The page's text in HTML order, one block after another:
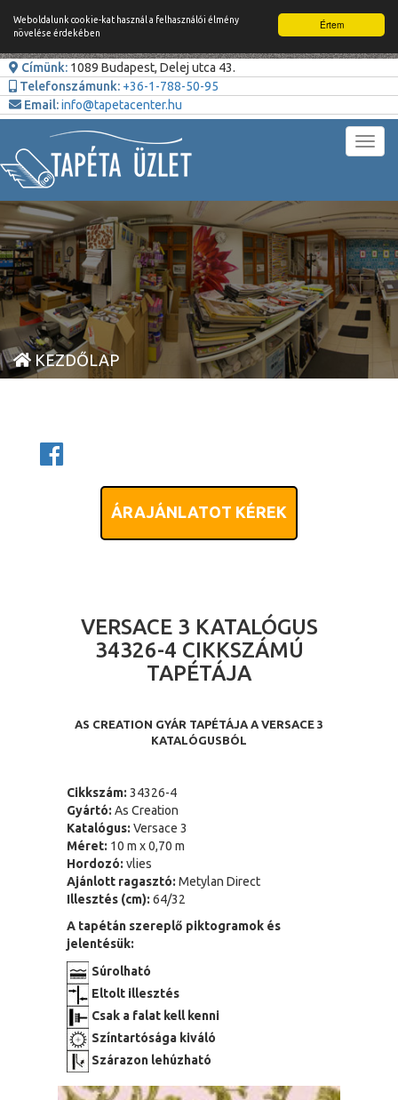
Értem
Weboldalunk cookie-kat használ a felhasználói élmény
növelése érdekében
Címünk: 1089 Budapest, Delej utca 43.
Telefonszámunk: +36-1-788-50-95
Email:info@tapetacenter.hu
KEZDŐLAP
ÁRAJÁNLATOT KÉREK
VERSACE 3 KATALÓGUS
34326-4 CIKKSZÁMÚ
TAPÉTÁJA
AS CREATION GYÁR TAPÉTÁJA A VERSACE 3
KATALÓGUSBÓL
Cikkszám: 34326-4
Gyártó: As Creation
Katalógus: Versace 3
Méret: 10 m x 0,70 m
Hordozó: vlies
Ajánlott ragasztó: Metylan Direct
Illesztés (cm): 64/32
A tapétán szereplő piktogramok és
jelentésük:
Súrolható
Eltolt illesztés
Csak a falat kell kenni
Színtartósága kiváló
Szárazon lehúzható